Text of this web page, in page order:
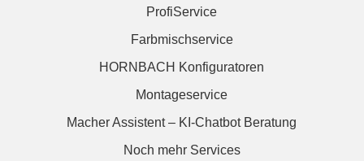
ProfiService
Farbmischservice
HORNBACH Konfiguratoren
Montageservice
Macher Assistent – KI-Chatbot Beratung
Noch mehr Services